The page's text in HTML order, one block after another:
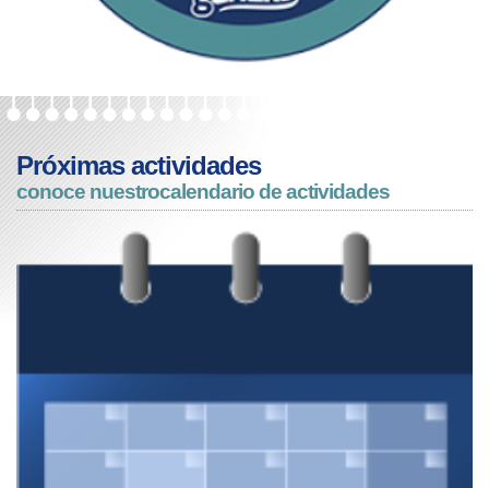
Próximas actividades
conoce nuestrocalendario de actividades